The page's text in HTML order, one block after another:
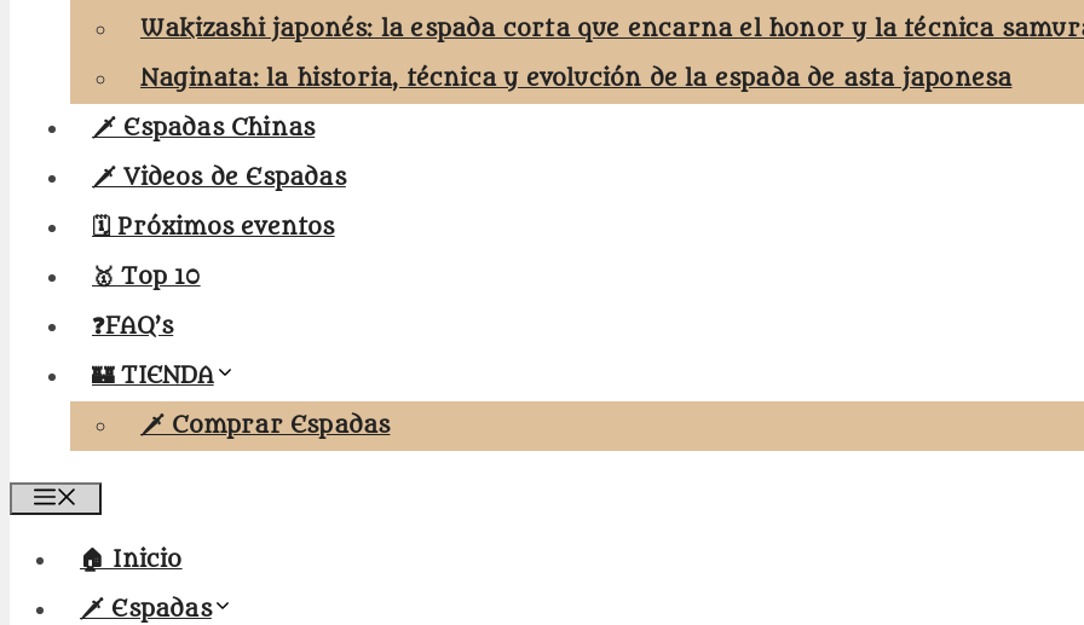
Wakizashi japonés: la espada corta que encarna el honor y la técnica
Naginata: la historia, técnica y evolución de la espada de asta japonesa
🗡️ Espadas Chinas
🗡️ Videos de Espadas
🗓️ Próximos eventos
🥇 Top 10
❓FAQ’s
🏰 TIENDA
🗡️ Comprar Espadas
🏠 Inicio
🗡️ Espadas